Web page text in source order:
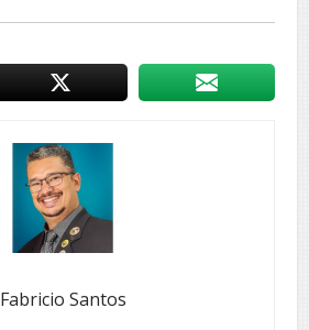
Fabricio Santos